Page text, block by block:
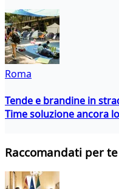
Roma
Tende e brandine in
Time soluzione ancora
Raccomandati per te